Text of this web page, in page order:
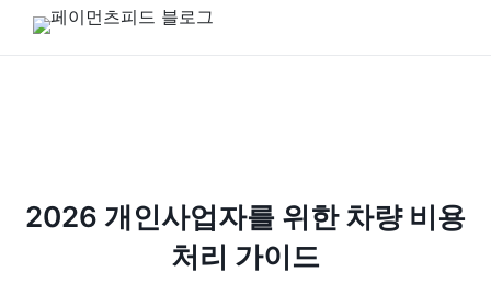
2026 개인사업자를 위한 차량 비용
처리 가이드